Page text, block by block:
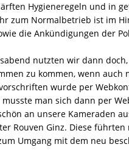
Hygieneregeln und in
zum Normalbetrieb ist im
die Ankündigungen der
nutzten wir dann
zu kommen, wenn
wurde per
musste man sich dann per
an unsere Kameraden
Rouven Ginz. Diese
Umgang mit dem neu